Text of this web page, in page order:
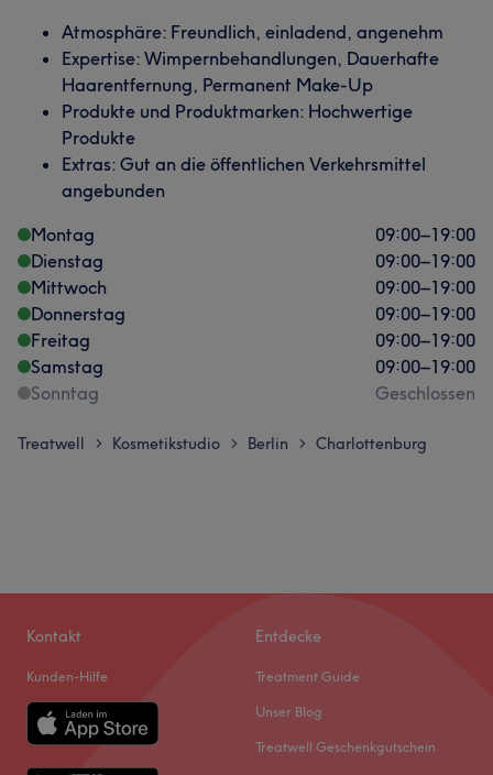
Atmosphäre: Freundlich, einladend, angenehm
Expertise: Wimpernbehandlungen, Dauerhafte
Haarentfernung, Permanent Make-Up
Produkte und Produktmarken: Hochwertige
Produkte
Extras: Gut an die öffentlichen Verkehrsmittel
angebunden
Montag
09:00–19:00
Dienstag
09:00–19:00
Mittwoch
09:00–19:00
Donnerstag
09:00–19:00
Freitag
09:00–19:00
Samstag
09:00–19:00
Sonntag
Geschlossen
Treatwell > Kosmetikstudio > Berlin > Charlottenburg
Kontakt
Kunden-Hilfe
Entdecke
Treatment Guide
Unser Blog
Treatwell Geschenkgutschein